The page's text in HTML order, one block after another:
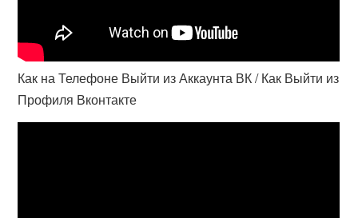
Как на Телефоне Выйти из Аккаунта ВК / Как Выйти из
Профиля Вконтакте